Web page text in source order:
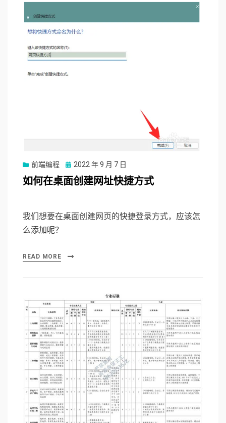
前端编程
Posted
on
2022 年 9 月 7 日
如何在桌面创建网址快捷方式
我们想要在桌面创建网页的快捷登录方式，应该怎
么添加呢？
READ MORE